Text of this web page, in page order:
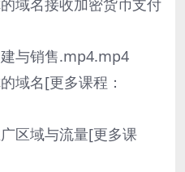
接收加密货币支付
售.mp4.mp4
[更多课程：
与流量[更多课